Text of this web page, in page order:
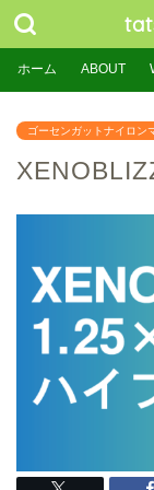
ホーム ABOUT
ゴーセンガットナイロン